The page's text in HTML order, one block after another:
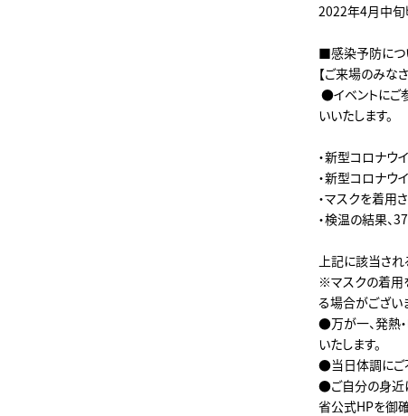
2022年4月中
■感染予防につ
【ご来場のみな
●イベントにご
いいたします。
・新型コロナ
・新型コロナウ
・マスクを着用
・検温の結果
上記に該当さ
※マスクの着用
る場合がござい
●万が一、発熱
いたします。
●当日体調にご
●ご自分の身近
省公式HPを御